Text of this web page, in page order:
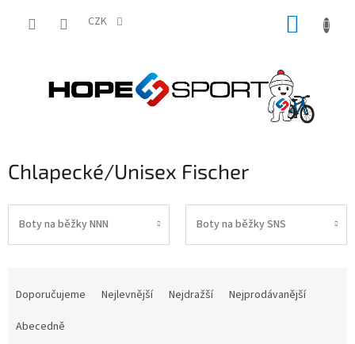
CZK
Chlapecké/Unisex Fischer
Boty na běžky NNN Boty na běžky SNS
Doporučujeme Nejlevnější Nejdražší
Nejprodávanější
Abecedně